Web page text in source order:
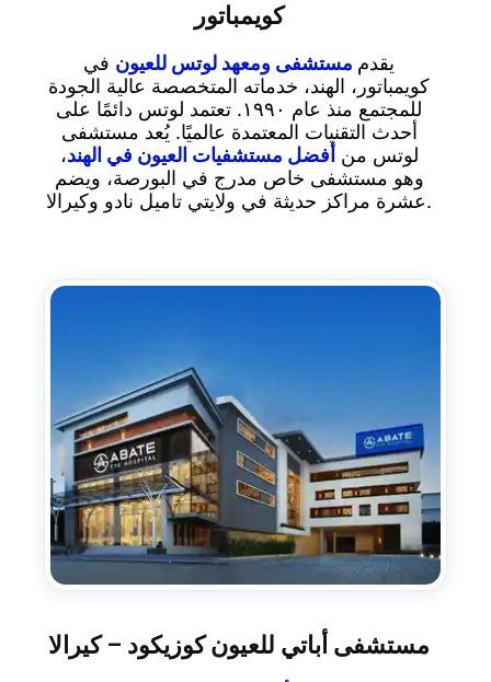
كويمباتور
يقدم مستشفى ومعهد لوتس للعيون في
كويمباتور، الهند، خدماته المتخصصة عالية الجودة
للمجتمع منذ عام ١٩٩٠. تعتمد لوتس دائمًا على
أحدث التقنيات المعتمدة عالميًا. يُعد مستشفى
لوتس منأفضل مستشفيات العيون في الهند،
وهو مستشفى خاص مدرج في البورصة، ويضم
عشرة مراكز حديثة في ولايتي تاميل نادو وكيرالا.
مستشفى أباتي للعيون كوزيكود – كيرالا